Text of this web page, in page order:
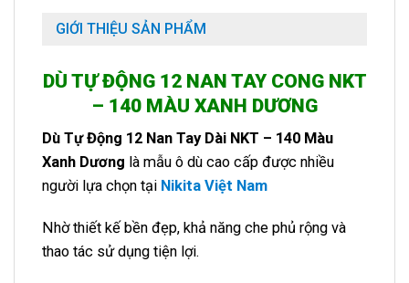
GIỚI THIỆU SẢN PHẨM
DÙ TỰ ĐỘNG 12 NAN TAY CONG NKT
– 140 MÀU XANH DƯƠNG
Dù Tự Động 12 Nan Tay Dài NKT – 140 Màu
Xanh Dương là mẫu ô dù cao cấp được nhiều
người lựa chọn tại Nikita Việt Nam
Nhờ thiết kế bền đẹp, khả năng che phủ rộng và
thao tác sử dụng tiện lợi.